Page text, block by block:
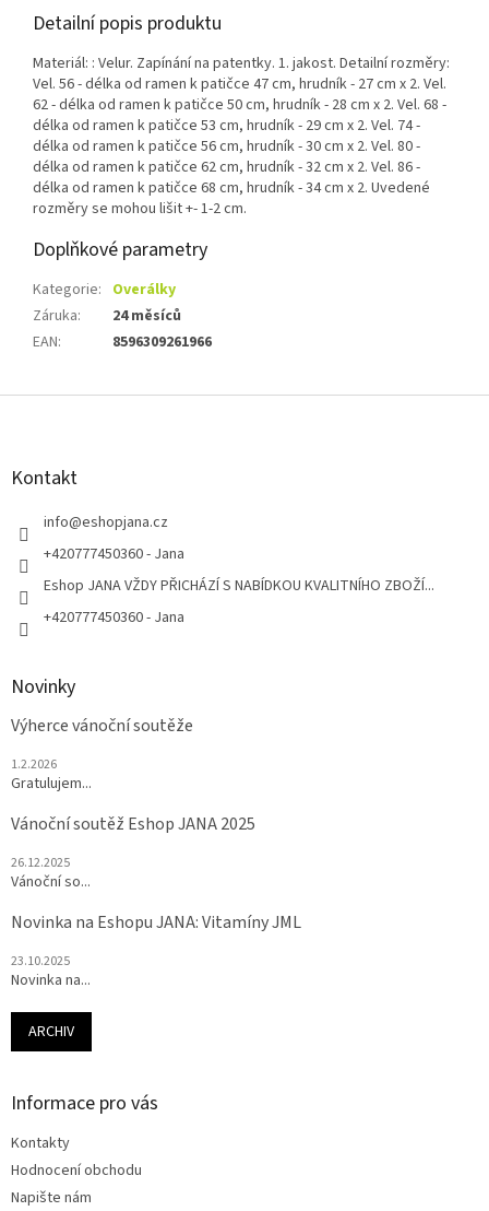
Detailní popis produktu
Materiál: : Velur. Zapínání na patentky. 1. jakost. Detailní rozměry:
Vel. 56 - délka od ramen k patičce 47 cm, hrudník - 27 cm x 2. Vel.
62 - délka od ramen k patičce 50 cm, hrudník - 28 cm x 2. Vel. 68 -
délka od ramen k patičce 53 cm, hrudník - 29 cm x 2. Vel. 74 -
délka od ramen k patičce 56 cm, hrudník - 30 cm x 2. Vel. 80 -
délka od ramen k patičce 62 cm, hrudník - 32 cm x 2. Vel. 86 -
délka od ramen k patičce 68 cm, hrudník - 34 cm x 2. Uvedené
rozměry se mohou lišit +- 1-2 cm.
Doplňkové parametry
Kategorie: Overálky
Záruka:
24 měsíců
EAN: 8596309261966
Z
Kontakt
info@eshopjana.cz
+420777450360 - Jana
Eshop JANA VŽDY PŘICHÁZÍ S NABÍDKOU KVALITNÍHO ZBOŽÍ...
+420777450360 - Jana
Novinky
Výherce vánoční soutěže
1.2.2026
Gratulujem...
Vánoční soutěž Eshop JANA 2025
26.12.2025
Vánoční so...
Novinka na Eshopu JANA: Vitamíny JML
23.10.2025
Novinka na...
ARCHIV
Informace pro vás
Kontakty
Hodnocení obchodu
Napište nám